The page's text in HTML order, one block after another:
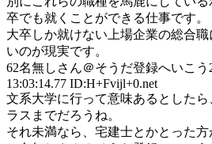
卒でも就くことができる仕事です。
大卒しか就けない上場企業の総合
いのが現実です。
62名無しさん＠そうだ登録へいこう
13:03:14.77 ID:H+Fvijl+0.net
文系大学に行って意味あるとした
ラスまでだろうね。
それ未満なら、宅建士とかとった方